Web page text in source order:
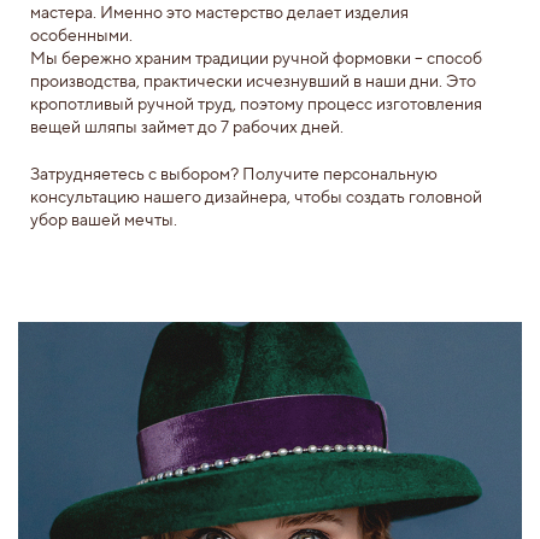
мастера. Именно это мастерство делает изделия
особенными.
Мы бережно храним традиции ручной формовки – способ
производства, практически исчезнувший в наши дни. Это
кропотливый ручной труд, поэтому процесс изготовления
вещей шляпы займет до 7 рабочих дней.
Затрудняетесь с выбором? Получите персональную
консультацию нашего дизайнера, чтобы создать головной
убор вашей мечты.